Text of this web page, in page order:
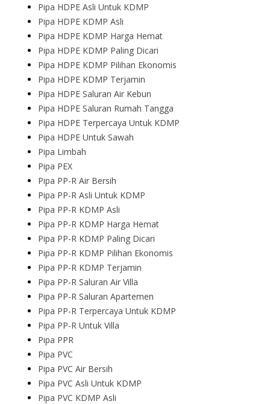
Pipa HDPE Asli Untuk KDMP
Pipa HDPE KDMP Asli
Pipa HDPE KDMP Harga Hemat
Pipa HDPE KDMP Paling Dicari
Pipa HDPE KDMP Pilihan Ekonomis
Pipa HDPE KDMP Terjamin
Pipa HDPE Saluran Air Kebun
Pipa HDPE Saluran Rumah Tangga
Pipa HDPE Terpercaya Untuk KDMP
Pipa HDPE Untuk Sawah
Pipa Limbah
Pipa PEX
Pipa PP-R Air Bersih
Pipa PP-R Asli Untuk KDMP
Pipa PP-R KDMP Asli
Pipa PP-R KDMP Harga Hemat
Pipa PP-R KDMP Paling Dicari
Pipa PP-R KDMP Pilihan Ekonomis
Pipa PP-R KDMP Terjamin
Pipa PP-R Saluran Air Villa
Pipa PP-R Saluran Apartemen
Pipa PP-R Terpercaya Untuk KDMP
Pipa PP-R Untuk Villa
Pipa PPR
Pipa PVC
Pipa PVC Air Bersih
Pipa PVC Asli Untuk KDMP
Pipa PVC KDMP Asli